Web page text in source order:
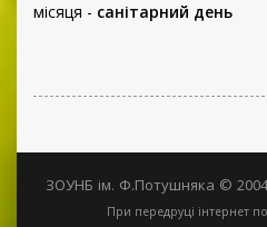
місяця - санітарний день
ЗОУНБ ім. Ф.Потушняка ©
При передруці інтернет